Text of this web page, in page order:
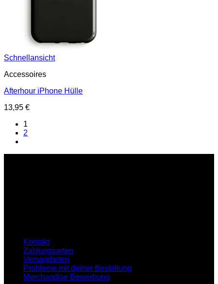
Schnellansicht
Accessoires
Afterhour iPhone Hülle
13,95 €
1
2
Kontakt
Zahlungsarten
Versandarten
Probleme mit deiner Bestellung
Merchandise Bewerbung